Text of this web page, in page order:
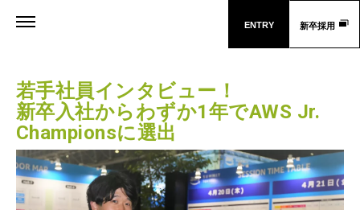
新卒採用
ENTRY
若手社員インタビュー！
新卒入社からわずか1年でAWS Jr.
Championsに選出